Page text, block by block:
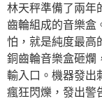
林天秤準備了兩年
齒輪組成的音樂盒
怕，就是純度最高
銅齒輪音樂盒砸爛
輸入口。機器發出
瘋狂閃爍，發出警